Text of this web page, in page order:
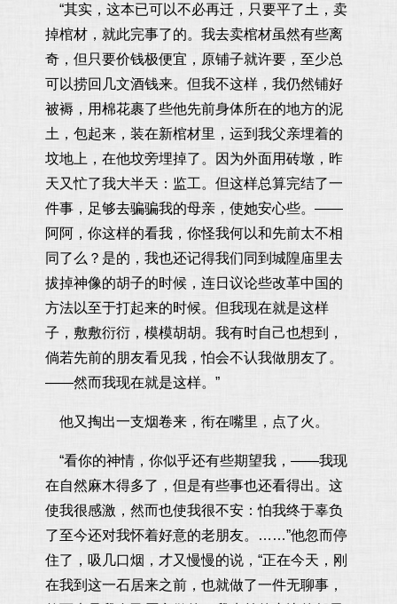
“其实，这本已可以不必再迁，只要平了土，卖
掉棺材，就此完事了的。我去卖棺材虽然有些离
奇，但只要价钱极便宜，原铺子就许要，至少总
可以捞回几文酒钱来。但我不这样，我仍然铺好
被褥，用棉花裹了些他先前身体所在的地方的泥
土，包起来，装在新棺材里，运到我父亲埋着的
坟地上，在他坟旁埋掉了。因为外面用砖墩，昨
天又忙了我大半天：监工。但这样总算完结了一
件事，足够去骗骗我的母亲，使她安心些。——
阿阿，你这样的看我，你怪我何以和先前太不相
同了么？是的，我也还记得我们同到城隍庙里去
拔掉神像的胡子的时候，连日议论些改革中国的
方法以至于打起来的时候。但我现在就是这样
子，敷敷衍衍，模模胡胡。我有时自己也想到，
倘若先前的朋友看见我，怕会不认我做朋友了。
——然而我现在就是这样。”
他又掏出一支烟卷来，衔在嘴里，点了火。
“看你的神情，你似乎还有些期望我，——我现
在自然麻木得多了，但是有些事也还看得出。这
使我很感激，然而也使我很不安：怕我终于辜负
了至今还对我怀着好意的老朋友。……”他忽而停
住了，吸几口烟，才又慢慢的说，“正在今天，刚
在我到这一石居来之前，也就做了一件无聊事，